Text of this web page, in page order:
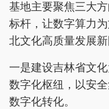
基地主要聚焦三大
标杆，让数字算力
北文化高质量发展新
一是建设吉林省文
数字化枢纽，以安
数字化转化。